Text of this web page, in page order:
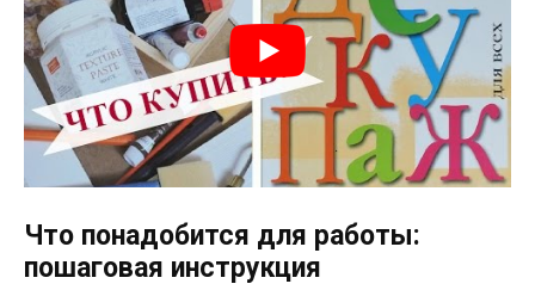
Что понадобится для работы:
пошаговая инструкция